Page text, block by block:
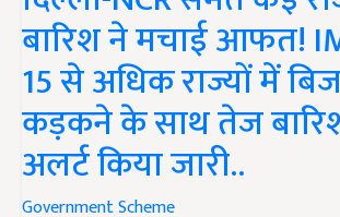
बारिश ने मचाई आफत!
15 से अधिक राज्यों में
कड़कने के साथ तेज
अलर्ट किया जारी..
Government Scheme